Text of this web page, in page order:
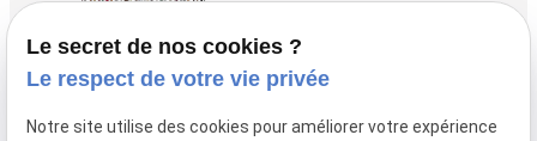
nous contacter :
02.35.96.98.50
Le secret de nos cookies ?
Le respect de votre vie privée
Notre site utilise des cookies pour améliorer votre expérience